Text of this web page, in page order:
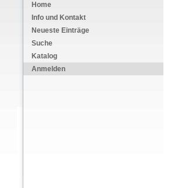
Home
Info und Kontakt
Neueste Einträge
Suche
Katalog
Anmelden